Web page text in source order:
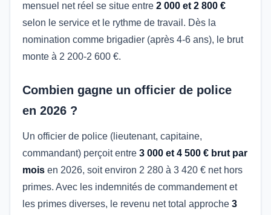
mensuel net réel se situe entre 2 000 et 2 800 €
selon le service et le rythme de travail. Dès la
nomination comme brigadier (après 4-6 ans), le brut
monte à 2 200-2 600 €.
Combien gagne un officier de police
en 2026 ?
Un officier de police (lieutenant, capitaine,
commandant) perçoit entre 3 000 et 4 500 € brut par
mois en 2026, soit environ 2 280 à 3 420 € net hors
primes. Avec les indemnités de commandement et
les primes diverses, le revenu net total approche 3